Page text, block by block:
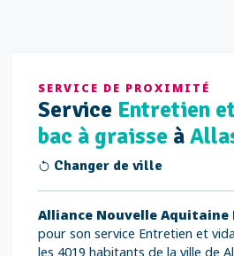
SERVICE DE PROXIMITÉ
Service Entretien
bac à graisse à
Changer de ville
Alliance Nouvelle Aquitaine
pour son service Entretien et
les 4019 habitants de la ville de